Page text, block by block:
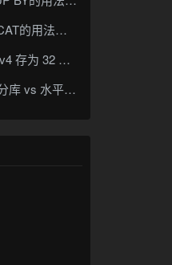
、示例与常见坑
而不是字符串
片键选对才不踩雷
Index）
INDEX）